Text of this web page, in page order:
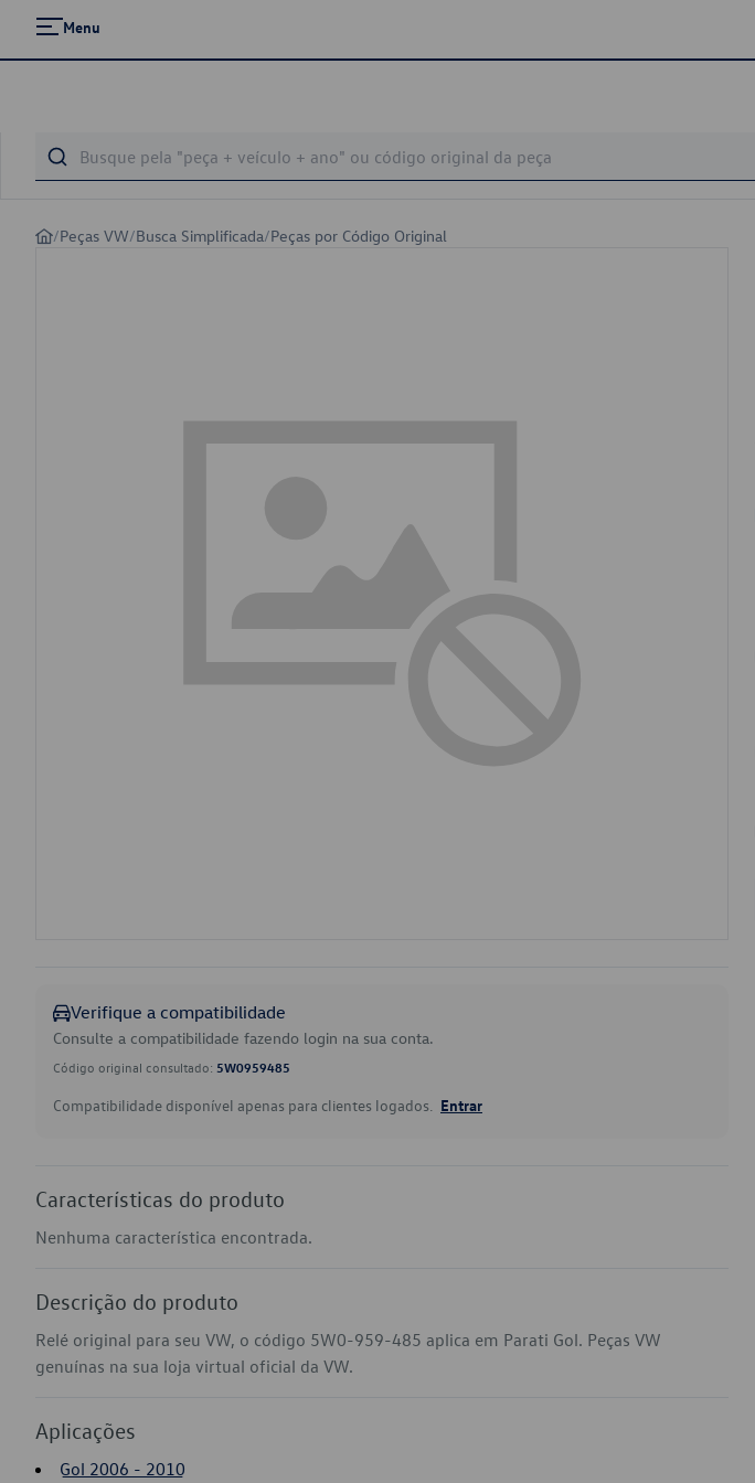
Menu
/Peças VW/Busca Simplificada/Peças por Código Original
Verifique a compatibilidade
Consulte a compatibilidade fazendo login na sua conta.
Código original consultado: 5W0959485
Compatibilidade disponível apenas para clientes logados. Entrar
Características do produto
Nenhuma característica encontrada.
Descrição do produto
Relé original para seu VW, o código 5W0-959-485 aplica em Parati Gol. Peças VW
genuínas na sua loja virtual oficial da VW.
Aplicações
Gol 2006 - 2010